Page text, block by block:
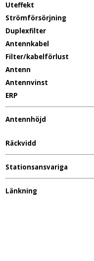
Uteffekt
Strömförsörjning
Duplexfilter
Antennkabel
Filter/kabelförlust
Antenn
Antennvinst
ERP
Antennhöjd
Räckvidd
Stationsansvariga
Länkning